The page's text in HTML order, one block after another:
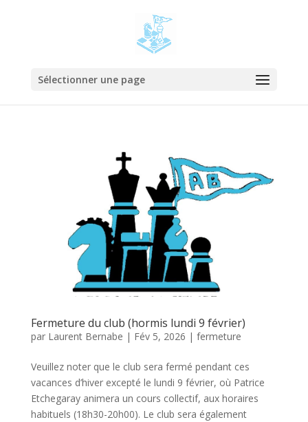
Sélectionner une page
Fermeture du club (hormis lundi 9 février)
par Laurent Bernabe | Fév 5, 2026 | fermeture
Veuillez noter que le club sera fermé pendant ces
vacances d’hiver excepté le lundi 9 février, où Patrice
Etchegaray animera un cours collectif, aux horaires
habituels (18h30-20h00). Le club sera également